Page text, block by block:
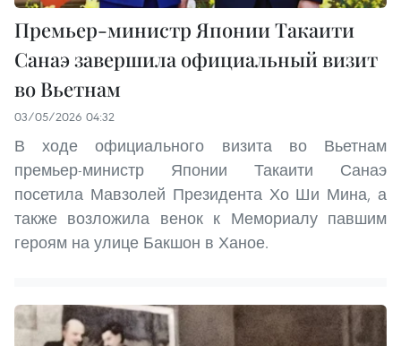
Премьер-министр Японии Такаити
Санаэ завершила официальный визит
во Вьетнам
03/05/2026 04:32
В ходе официального визита во Вьетнам
премьер-министр Японии Такаити Санаэ
посетила Мавзолей Президента Хо Ши Мина, а
также возложила венок к Мемориалу павшим
героям на улице Бакшон в Ханое.